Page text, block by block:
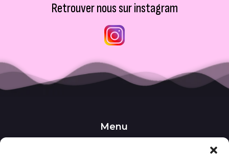
Retrouver nous sur instagram
Menu
••• Accueil